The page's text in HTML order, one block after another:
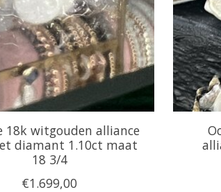
18k witgouden alliance
diamant 1.10ct maat
18 3/4
€1.699,00